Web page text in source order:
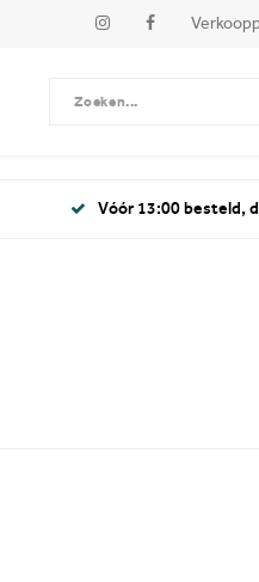
Vóór 13:00 besteld,